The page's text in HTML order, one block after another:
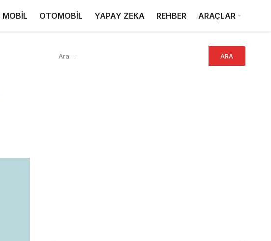
MOBİL OTOMOBİL YAPAY ZEKA REHBER ARAÇLAR